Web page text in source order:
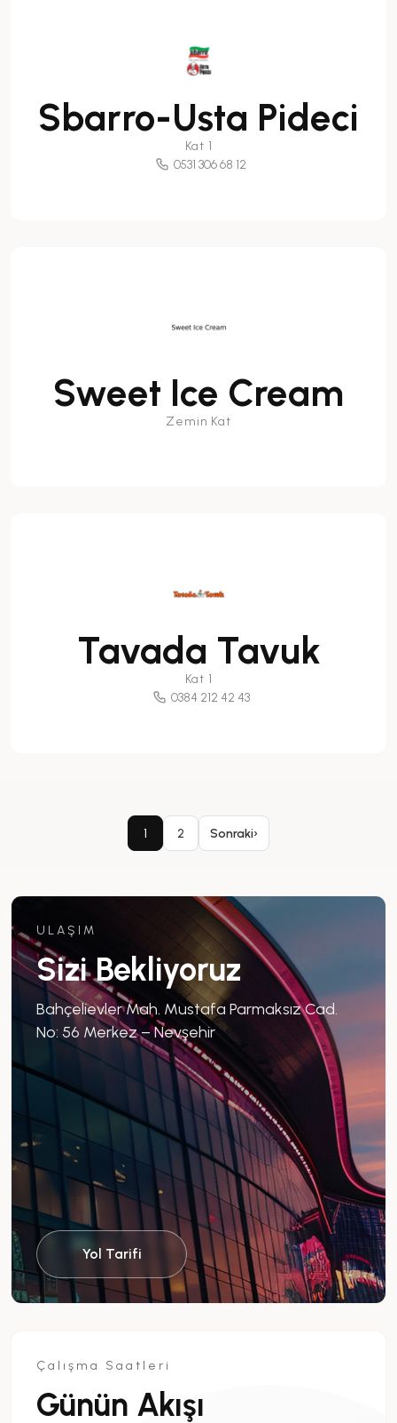
Sbarro-Usta Pideci
Kat 1
0531 306 68 12
Sweet Ice Cream
Zemin Kat
Tavada Tavuk
Kat 1
0384 212 42 43
1 2 Sonraki›
ULAŞIM
Sizi Bekliyoruz
Bahçelievler Mah. Mustafa Parmaksız Cad.
No: 56 Merkez – Nevşehir
Yol Tarifi
Çalışma Saatleri
Günün Akışı